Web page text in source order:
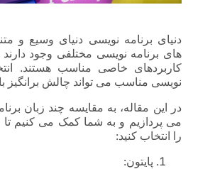
دنیای برنامه نویسی دنیای وسیع و
های برنامه نویسی مختلفی وجود
کاربردهای خاصی مناسب هستند.
نویسی مناسب می تواند چالش برانگیز
در این مقاله، به مقایسه چند زبان
می پردازیم و به شما کمک می کنیم
را انتخاب کنید:
پایتون: